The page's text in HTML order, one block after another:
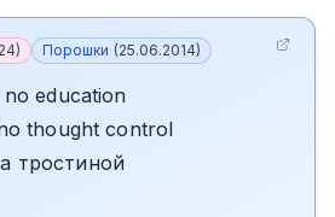
) Порошки (25.06.2014)
education
thought control
тростиной